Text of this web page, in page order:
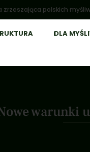
polskich
DLA
warunki